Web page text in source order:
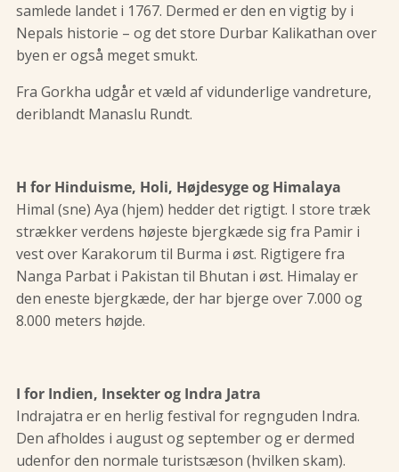
samlede landet i 1767. Dermed er den en vigtig by i
Nepals historie – og det store Durbar Kalikathan over
byen er også meget smukt.
Fra Gorkha udgår et væld af vidunderlige vandreture,
deriblandt Manaslu Rundt.
H for Hinduisme, Holi, Højdesyge og Himalaya
Himal (sne) Aya (hjem) hedder det rigtigt. I store træk
strækker verdens højeste bjergkæde sig fra Pamir i
vest over Karakorum til Burma i øst. Rigtigere fra
Nanga Parbat i Pakistan til Bhutan i øst. Himalay er
den eneste bjergkæde, der har bjerge over 7.000 og
8.000 meters højde.
I for Indien, Insekter og Indra Jatra
Indrajatra er en herlig festival for regnguden Indra.
Den afholdes i august og september og er dermed
udenfor den normale turistsæson (hvilken skam).